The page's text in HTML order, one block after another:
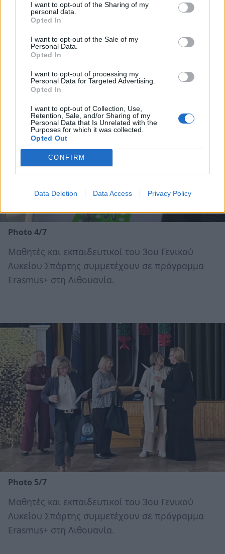
I want to opt-out of the Sharing of my
personal data.
Opted In
I want to opt-out of the Sale of my
Personal Data.
Opted In
I want to opt-out of processing my
Personal Data for Targeted Advertising.
Opted In
I want to opt-out of Collection, Use,
Retention, Sale, and/or Sharing of my
Personal Data that Is Unrelated with the
Purposes for which it was collected.
Opted Out
CONFIRM
Data Deletion Data Access Privacy Policy
Photo 4/7
Μαθητές και εκπαιδευτικοί του 3ου Γενικού
Λυκείου Σπάρτης συμμετέχουν σε πρόγραμμα
Erasmus+ στη Λιθουανία.
Photo 5/7
Μαθητές και εκπαιδευτικοί του 3ου Γενικού
Λυκείου Σπάρτης συμμετέχουν σε πρόγραμμα
Erasmus+ στη Λιθουανία.